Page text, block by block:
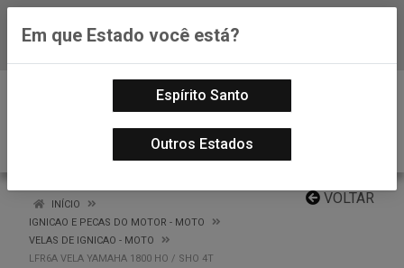
Baixe já nosso APP
VOLTAR
INÍCIO
IGNICAO E PECAS DO MOTOR - MOTO
VELAS DE IGNICAO - MOTO
LFR6A VELA YAMAHA 1800 HO / SHO 4T
Em que Estado você está?
Espírito Santo
Outros Estados